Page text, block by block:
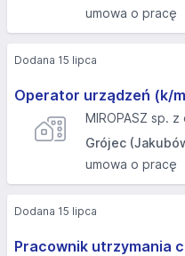
umowa o pracę
Operator urządzeń (k/
MIROPASZ sp. z
Grójec
umowa o pracę
Dodana 15 lipca
Pracownik utrzymania
Dodana 15 lipca